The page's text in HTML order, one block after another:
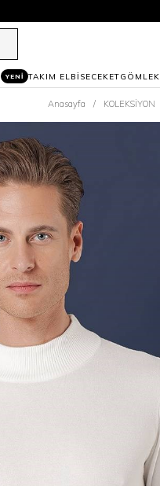
YENİ TAKIM ELBİSECEKETGÖMLEK
Anasayfa KOLEKSİYON